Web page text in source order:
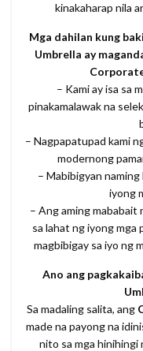
kinakaharap nila
Mga dahilan kung
Umbrella ay
– Kami ay isa sa
pinakamalawak na
– Nagpapatupad kami
modernong
– Mabibigyan
iyong
– Ang aming mababait
sa lahat ng iyong mga
magbibigay sa iyo ng
Ano ang
Sa madaling salita, ang
made na payong na
nito sa mga hinihingi